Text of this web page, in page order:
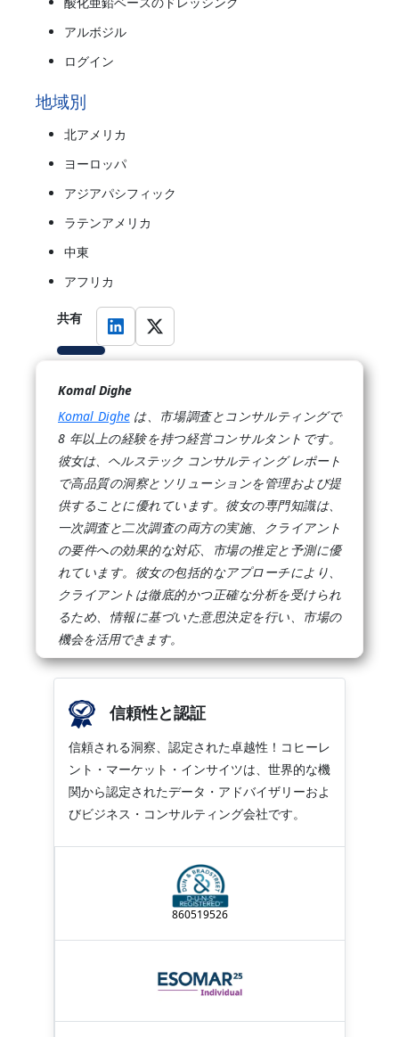
アルボジル
ログイン
地域別
北アメリカ
ヨーロッパ
アジアパシフィック
ラテンアメリカ
中東
アフリカ
共有
Komal Dighe
Komal Digheは、市場調査とコンサルティングで
8 年以上の経験を持つ経営コンサルタントです。
彼女は、ヘルステック コンサルティング レポート
で高品質の洞察とソリューションを管理および提
供することに優れています。彼女の専門知識は、
一次調査と二次調査の両方の実施、クライアント
の要件への効果的な対応、市場の推定と予測に優
れています。彼女の包括的なアプローチにより、
クライアントは徹底的かつ正確な分析を受けられ
るため、情報に基づいた意思決定を行い、市場の
機会を活用できます。
信頼性と認証
信頼される洞察、認定された卓越性！コヒーレ
ント・マーケット・インサイツは、世界的な機
関から認定されたデータ・アドバイザリーおよ
びビジネス・コンサルティング会社です。
860519526